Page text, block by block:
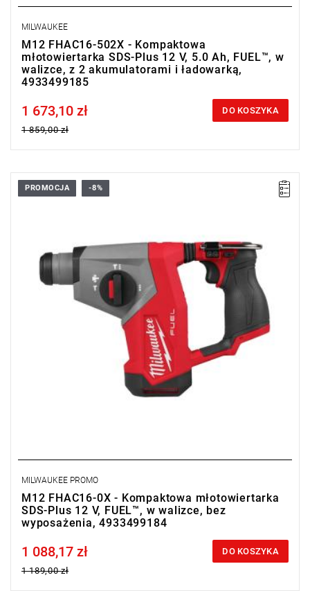
MILWAUKEE
M12 FHAC16-502X - Kompaktowa
młotowiertarka SDS-Plus 12 V, 5.0 Ah, FUEL™, w
walizce, z 2 akumulatorami i ładowarką,
4933499185
Price tax included
1 673,10 zł
1 859,00 zł
DO KOSZYKA
Kompaktowa młotowiertarka MILWAUKEE® zapewniająca
PROMOCJA -8%
MILWAUKEE PROMO
M12 FHAC16-0X - Kompaktowa młotowiertarka
SDS-Plus 12 V, FUEL™, w walizce, bez
wyposażenia, 4933499184
Price tax included
1 088,17 zł
1 189,00 zł
DO KOSZYKA